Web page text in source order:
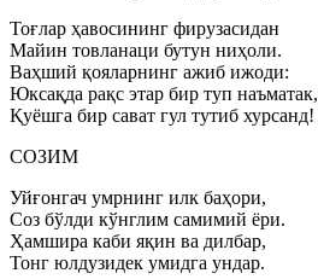
Тоғлар ҳавосининг фирузасидан
Майин товланаци бутун ниҳоли.
Ваҳший қояларнинг ажиб ижоди:
Юксақда рақс этар бир туп наъматак,
Қуёшга бир сават гул тутиб хурсанд!
СОЗИМ
Уйғонгач умрнинг илк баҳори,
Соз бўлди кўнглим самимий ёри.
Ҳамшира каби яқин ва дилбар,
Тонг юлдузидек умидга ундар.